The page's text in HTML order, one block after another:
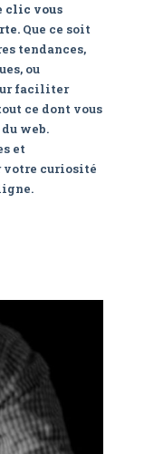
clic vous
Que ce soit
tendances,
ou
faciliter
ce dont vous
web.
et
votre curiosité